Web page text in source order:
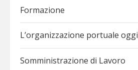
Formazione
L’organizzazione portuale oggi
Somministrazione di Lavoro